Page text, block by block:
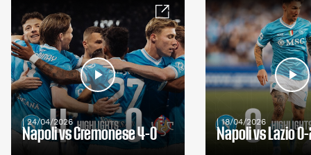
| 24/04/2026
Napoli vs Cremonese 4-0
| 18/04/2026
Napoli vs Lazio